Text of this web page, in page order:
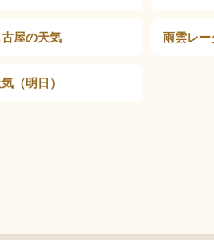
屋の天気 雨雲レー
（明日）